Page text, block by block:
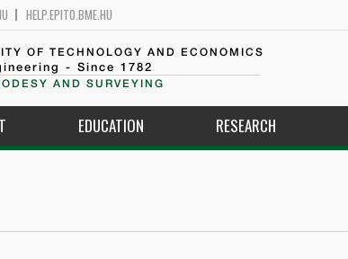
HELP.EPITO.BME.HU
OF TECHNOLOGY AND ECONOMICS
- Since 1782
AND SURVEYING
EDUCATION RESEARCH